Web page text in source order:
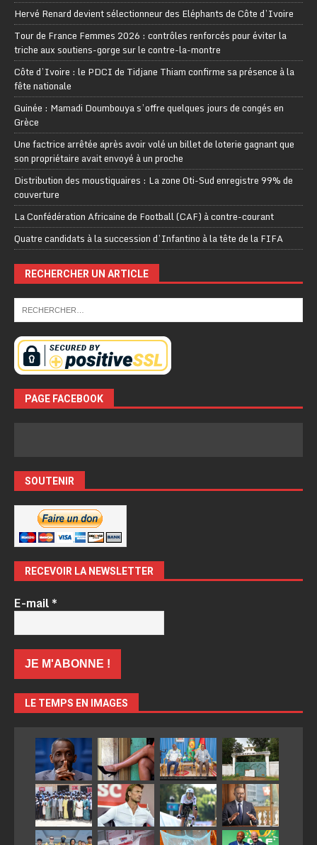
Hervé Renard devient sélectionneur des Eléphants de Côte d’Ivoire
Tour de France Femmes 2026 : contrôles renforcés pour éviter la
triche aux soutiens-gorge sur le contre-la-montre
Côte d’Ivoire : le PDCI de Tidjane Thiam confirme sa présence à la
fête nationale
Guinée : Mamadi Doumbouya s’offre quelques jours de congés en
Grèce
Une factrice arrêtée après avoir volé un billet de loterie gagnant que
son propriétaire avait envoyé à un proche
Distribution des moustiquaires : La zone Oti-Sud enregistre 99% de
couverture
La Confédération Africaine de Football (CAF) à contre-courant
Quatre candidats à la succession d’Infantino à la tête de la FIFA
RECHERCHER UN ARTICLE
PAGE FACEBOOK
SOUTENIR
RECEVOIR LA NEWSLETTER
E-mail*
LE TEMPS EN IMAGES